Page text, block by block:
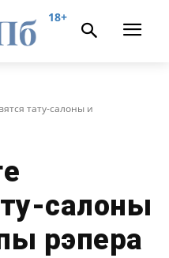
18+
тату-салоны и
салоны
рэпера